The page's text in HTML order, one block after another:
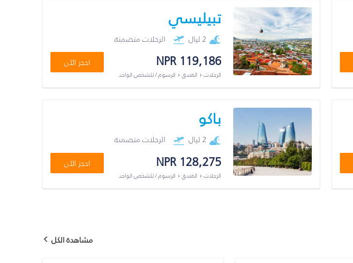
تبيليسي
2 ليال الرحلات متضمنة
NPR 119,186
الرحلات + الفندق + الرسوم / للشخص الواحد
احجز الآن
باكو
2 ليال الرحلات متضمنة
NPR 128,275
الرحلات + الفندق + الرسوم / للشخص الواحد
احجز الآن
مشاهدة الكل